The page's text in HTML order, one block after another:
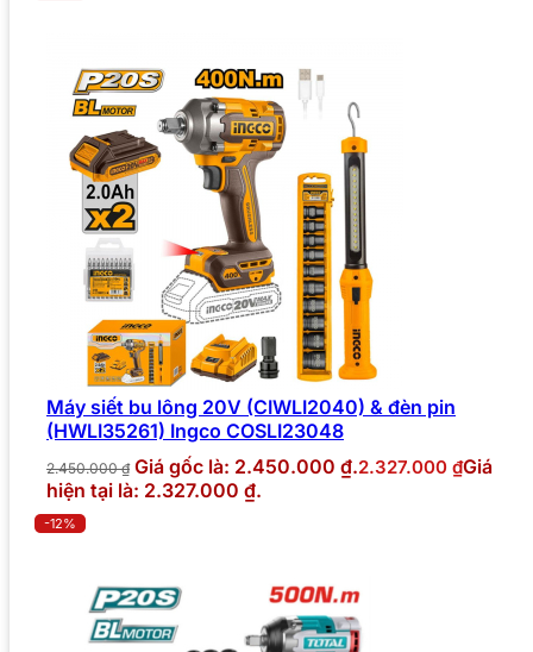
Máy siết bu lông 20V (CIWLI2040) & đèn pin
(HWLI35261) Ingco COSLI23048
2.450.000₫ Giá gốc là: 2.450.000 ₫.2.327.000 ₫Giá
hiện tại là: 2.327.000 ₫.
-12%